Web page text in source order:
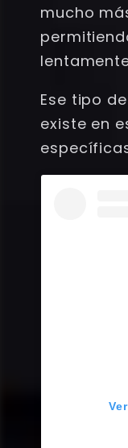
mucho
Ese tipo
existe en